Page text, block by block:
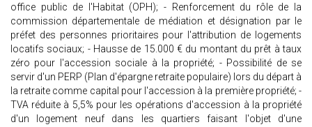
office public de l'Habitat (OPH); - Renforcement du rôle de la
commission départementale de médiation et désignation par le
préfet des personnes prioritaires pour l'attribution de logements
locatifs sociaux; - Hausse de 15.000 € du montant du prêt à taux
zéro pour l'accession sociale à la propriété; - Possibilité de se
servir d'un PERP (Plan d'épargne retraite populaire) lors du départ à
la retraite comme capital pour l'accession à la première propriété; -
TVA réduite à 5,5% pour les opérations d'accession à la propriété
d'un logement neuf dans les quartiers faisant l'objet d'une